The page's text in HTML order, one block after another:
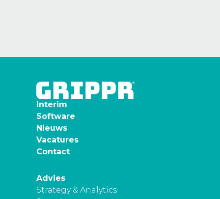
Interim
Software
Nieuws
Vacatures
Contact
Advies
Strategy & Analytics